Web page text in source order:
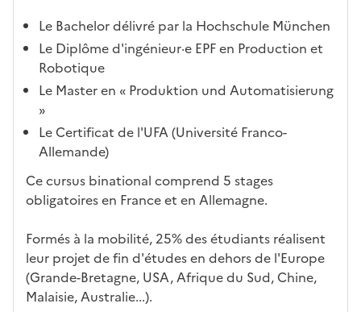
-
a
r
s
a
p
g
e
s
Le Bachelor délivré par la Hochschule München
Le Diplôme d'ingénieur·e EPF en Production et
Robotique
Le Master en « Produktion und Automatisierung
»
Le Certificat de l'UFA (Université Franco-
Allemande)
Ce cursus binational comprend 5 stages
obligatoires en France et en Allemagne.
Formés à la mobilité, 25% des étudiants réalisent
leur projet de fin d'études en dehors de l'Europe
(Grande-Bretagne, USA, Afrique du Sud, Chine,
Malaisie, Australie...).